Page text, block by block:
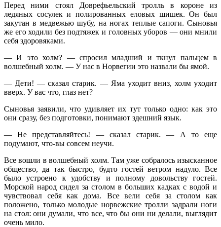
Перед ними стоял Доврефьельский тролль в короне из
ледяных сосулек и полированных еловых шишек. Он был
закутан в медвежью шубу, на ногах теплые сапоги. Сыновья
же его ходили без подтяжек и головных уборов — они мнили
себя здоровяками.
— И это холм? — спросил младший и ткнул пальцем в
волшебный холм. — У нас в Норвегии это назвали бы ямой.
— Дети! — сказал старик. — Яма уходит вниз, холм уходит
вверх. У вас что, глаз нет?
Сыновья заявили, что удивляет их тут только одно: как это
они сразу, без подготовки, понимают здешний язык.
— Не представляйтесь! — сказал старик. — А то еще
подумают, что-вы совсем неучи.
Все вошли в волшебный холм. Там уже собралось изысканное
общество, да так быстро, будто гостей ветром надуло. Все
было устроено к удобству и полному довольству гостей.
Морской народ сидел за столом в больших кадках с водой и
чувствовал себя как дома. Все вели себя за столом как
положено, только молодые норвежские тролли задрали ноги
на стол: они думали, что все, что бы они ни делали, выглядит
очень мило.